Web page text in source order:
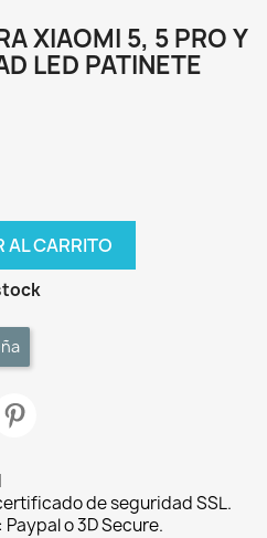
XIAOMI 5, 5 PRO Y
LED PATINETE
AL CARRITO
de seguridad SSL.
o 3D Secure.